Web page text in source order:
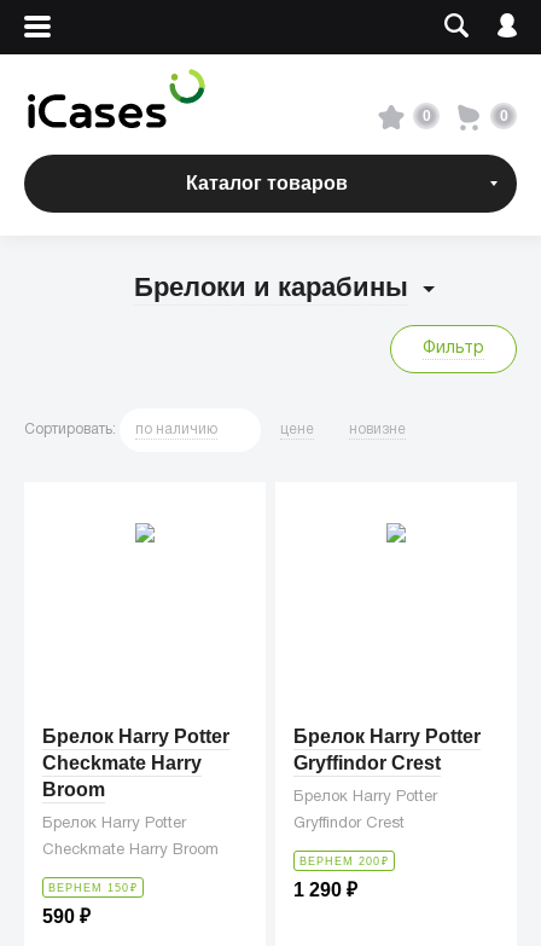
Вход
Сервисный центр
О магазине
Адреса магазинов
0 0
Каталог товаров
Брелоки и карабины
Фильтр
Сортировать: по наличию цене новизне
Брелок Harry Potter
Checkmate Harry
Broom
Брелок Harry Potter
Checkmate Harry Broom
ВЕРНЕМ 150 ₽
590₽
Брелок Harry Potter
Gryffindor Crest
Брелок Harry Potter
Gryffindor Crest
ВЕРНЕМ 200 ₽
1 290₽